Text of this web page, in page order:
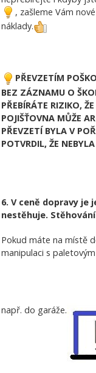
, zašleme Vám
náklady.
PŘEVZETÍM
BEZ ZÁZNAMU O
PŘEBÍRÁTE RIZIKO,
POJIŠŤOVNA MŮŽE
PŘEVZETÍ BYLA V
POTVRDIL, ŽE
6. V ceně dopravy je
nestěhuje.
Pokud máte na místě
manipulaci s
např. do garáže.